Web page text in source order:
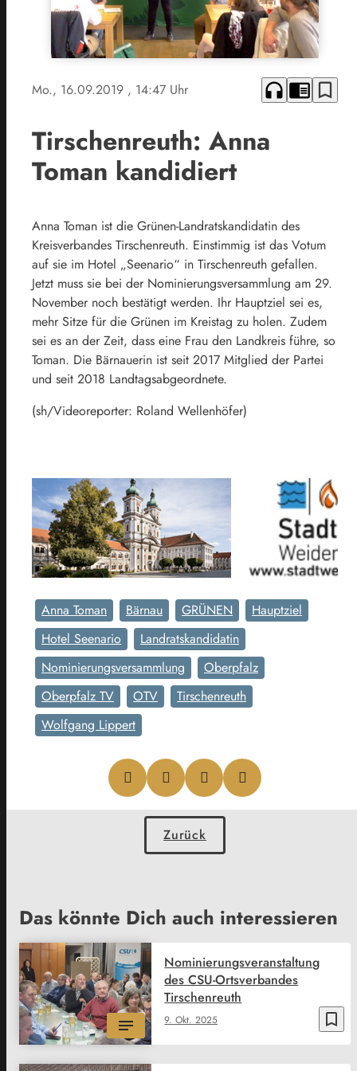
Mo., 16.09.2019 , 14:47 Uhr headphones chrome_reader_mode bookmark_border
Tirschenreuth: Anna
Toman kandidiert
Anna Toman ist die Grünen-Landratskandidatin des
Kreisverbandes Tirschenreuth. Einstimmig ist das Votum
auf sie im Hotel „Seenario“ in Tirschenreuth gefallen.
Jetzt muss sie bei der Nominierungsversammlung am 29.
November noch bestätigt werden. Ihr Hauptziel sei es,
mehr Sitze für die Grünen im Kreistag zu holen. Zudem
sei es an der Zeit, dass eine Frau den Landkreis führe, so
Toman. Die Bärnauerin ist seit 2017 Mitglied der Partei
und seit 2018 Landtagsabgeordnete.
(sh/Videoreporter: Roland Wellenhöfer)
Anna Toman Bärnau GRÜNEN
Hauptziel
Hotel Seenario
Landratskandidatin
Nominierungsversammlung
Oberpfalz
Oberpfalz TV
OTV
Tirschenreuth
Wolfgang Lippert
Zurück
Das könnte Dich auch interessieren
bookmark_border
9. Okt. 2025
Nominierungsveranstaltung
des CSU-Ortsverbandes
Tirschenreuth